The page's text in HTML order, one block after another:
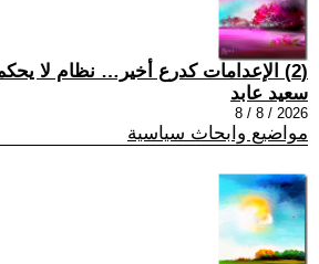
(2) الإعدامات كدرع أخير… نظام لا يحكم إلا بالخوف
سعيد عابد
2026 / 8 / 8
مواضيع وابحاث سياسية